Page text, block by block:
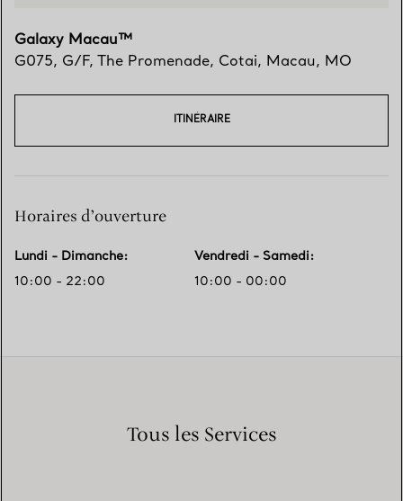
Galaxy Macau™
G075, G/F, The Promenade, Cotai, Macau, MO
ITINÉRAIRE
Horaires d’ouverture
Lundi - Dimanche:
10:00 - 22:00
Vendredi - Samedi:
10:00 - 00:00
Tous les Services